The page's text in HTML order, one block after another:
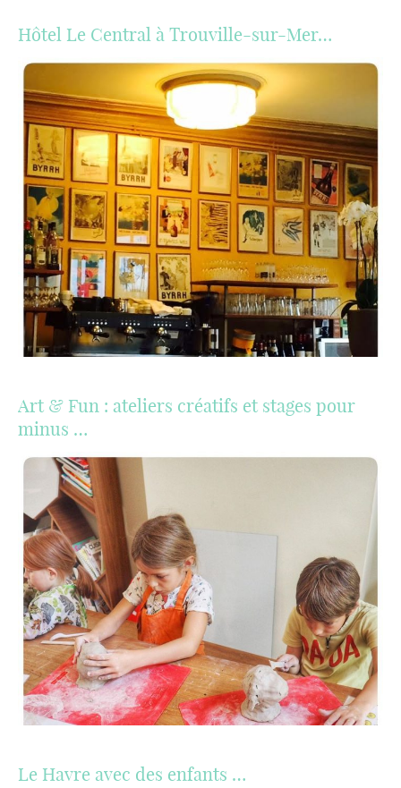
Hôtel Le Central à Trouville-sur-Mer…
Art & Fun : ateliers créatifs et stages pour
minus …
Le Havre avec des enfants …